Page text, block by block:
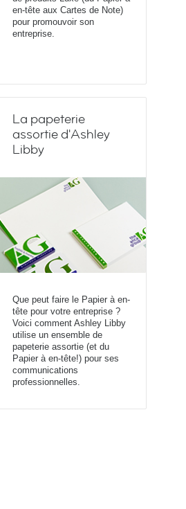
en-tête aux Cartes de Note)
pour promouvoir son
entreprise.
La papeterie
assortie d'Ashley
Libby
Que peut faire le Papier à en-
tête pour votre entreprise ?
Voici comment Ashley Libby
utilise un ensemble de
papeterie assortie (et du
Papier à en-tête!) pour ses
communications
professionnelles.